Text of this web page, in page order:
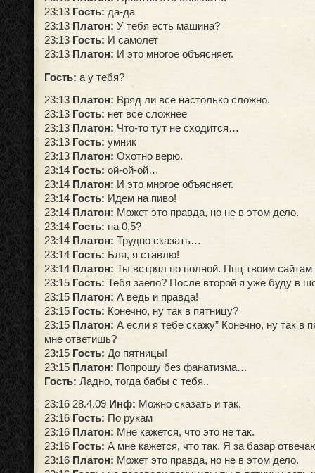
23:13 Гость: да-да
23:13 Платон: У тебя есть машина?
23:13 Гость: И самолет
23:13 Платон: И это многое объясняет.
Гость: а у тебя?
23:13 Платон: Вряд ли все настолько сложно.
23:13 Гость: нет все сложнее
23:13 Платон: Что-то тут не сходится…
23:13 Гость: умник
23:13 Платон: Охотно верю.
23:14 Гость: ой-ой-ой…
23:14 Платон: И это многое объясняет.
23:14 Гость: Идем на пиво!
23:14 Платон: Может это правда, но не в этом дело.
23:14 Гость: на 0,5?
23:14 Платон: Трудно сказать…
23:14 Гость: Бля, я ставлю!
23:14 Платон: Ты встрял по полной. Ппц твоим
23:15 Гость: Тебя заело? После второй я уже буду в
23:15 Платон: А ведь и правда!
23:15 Гость: Конечно, ну так в пятницу?
23:15 Платон: А если я тебе скажу” Конечно, ну так в
мне ответишь?
23:15 Гость: До пятницы!
23:15 Платон: Попрошу без фанатизма…
Гость: Ладно, тогда бабы с тебя..
23:16 28.4.09 Инф: Можно сказать и так.
23:16 Гость: По рукам
23:16 Платон: Мне кажется, что это не так.
23:16 Гость: А мне кажется, что так. Я за базар
23:16 Платон: Может это правда, но не в этом дело.